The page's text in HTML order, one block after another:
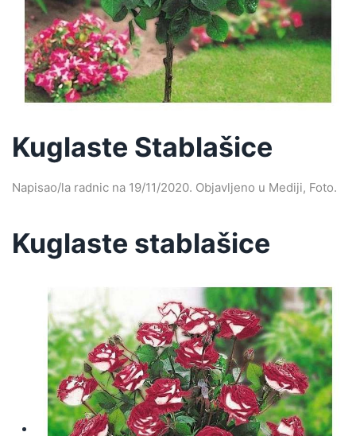
Kuglaste Stablašice
Napisao/la radnic na 19/11/2020. Objavljeno u Mediji, Foto.
Kuglaste stablašice